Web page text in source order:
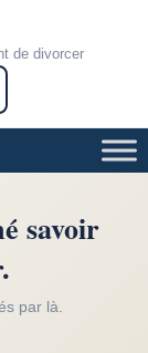
de divorcer
savoir
par là.